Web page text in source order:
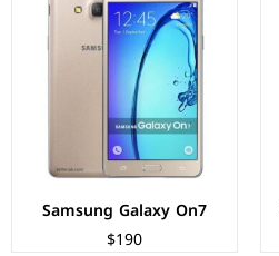
Samsung Galaxy On7
$190
الشاشة:Super AMOLED بحجم 4.3 بوصة بدقة 480px
المعالج:Spreadtrum SC9830 - رباعي النواة
الكاميرات:خلفية 5 م.ب / امامية 2 م.ب
الذاكرة+الرام: 4 جيجابايت + 512/768 ميجابايت
نظام التشغيل:Android 4.4.4 (KitKat)
البطارية:1900 ملي امبير
عرض المواصفات ←